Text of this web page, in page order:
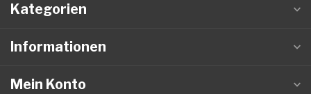
Kategorien
Informationen
Mein Konto